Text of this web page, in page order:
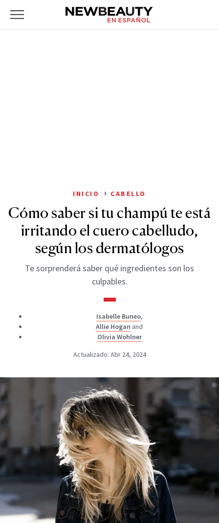
Primary
NewBeauty
INICIO › CABELLO
Cómo saber si tu champú te está
irritando el cuero cabelludo,
según los dermatólogos
Te sorprenderá saber qué ingredientes son los
culpables.
Isabelle Buneo,
Allie Hogan and
Olivia Wohlner
Actualizado: Abr 24, 2024